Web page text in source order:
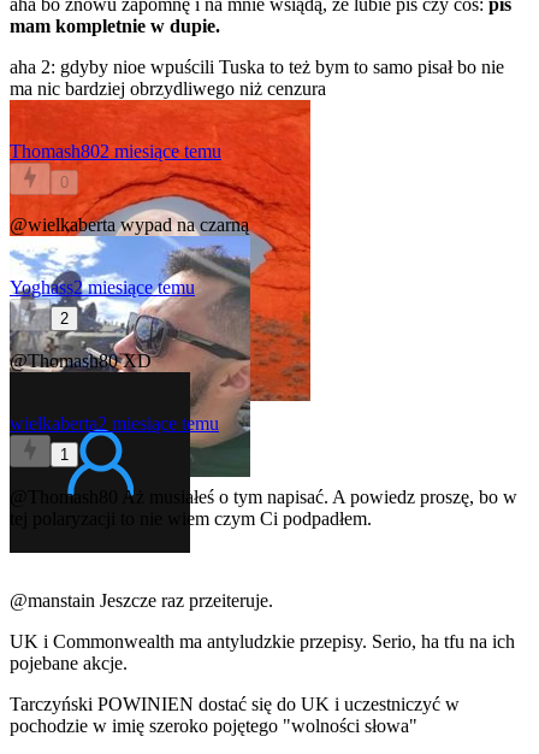
aha bo znowu zapomnę i na mnie wsiądą, że lubie pis czy coś: pis
mam kompletnie w dupie.
aha 2: gdyby nioe wpuścili Tuska to też bym to samo pisał bo nie
ma nic bardziej obrzydliwego niż cenzura
Thomash802 miesiące temu
0
@wielkaberta wypad na czarną
Yoghass2 miesiące temu
2
@Thomash80XD
wielkaberta2 miesiące temu
1
@Thomash80
Aż musiałeś o tym napisać. A powiedz proszę, bo w
tej polaryzacji to nie wiem czym Ci podpadłem.
@manstain Jeszcze raz przeiteruje.
UK i Commonwealth ma antyludzkie przepisy. Serio, ha tfu na ich
pojebane akcje.
Tarczyński POWINIEN dostać się do UK i uczestniczyć w
pochodzie w imię szeroko pojętego "wolności słowa"